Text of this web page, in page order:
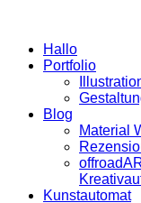
Hallo
Portfolio
Blog
Material
Kunstautomat